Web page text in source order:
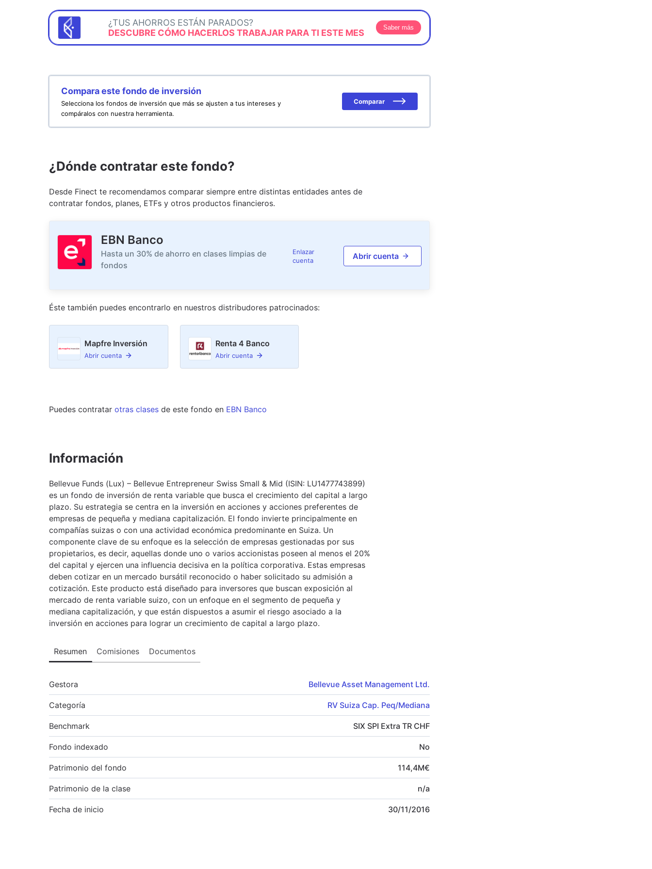
¿TUS AHORROS ESTÁN PARADOS?
DESCUBRE CÓMO HACERLOS TRABAJAR PARA TI ESTE MES
Saber más
Compara este fondo de inversión
Selecciona los fondos de inversión que más se ajusten a tus intereses y
compáralos con nuestra herramienta.
Comparar
¿Dónde contratar este fondo?
Desde Finect te recomendamos comparar siempre entre distintas entidades antes de
contratar fondos, planes, ETFs y otros productos financieros.
EBN Banco
Hasta un 30% de ahorro en clases limpias de
fondos
Enlazar
cuenta
Abrir cuenta
Éste también puedes encontrarlo en nuestros distribudores patrocinados:
Mapfre Inversión
Abrir cuenta
Renta 4 Banco
Abrir cuenta
Puedes contratar otras clases de este fondo en EBN Banco
Información
Bellevue Funds (Lux) – Bellevue Entrepreneur Swiss Small & Mid (ISIN: LU1477743899)
es un fondo de inversión de renta variable que busca el crecimiento del capital a largo
plazo. Su estrategia se centra en la inversión en acciones y acciones preferentes de
empresas de pequeña y mediana capitalización. El fondo invierte principalmente en
compañías suizas o con una actividad económica predominante en Suiza. Un
componente clave de su enfoque es la selección de empresas gestionadas por sus
propietarios, es decir, aquellas donde uno o varios accionistas poseen al menos el 20%
del capital y ejercen una influencia decisiva en la política corporativa. Estas empresas
deben cotizar en un mercado bursátil reconocido o haber solicitado su admisión a
cotización. Este producto está diseñado para inversores que buscan exposición al
mercado de renta variable suizo, con un enfoque en el segmento de pequeña y
mediana capitalización, y que están dispuestos a asumir el riesgo asociado a la
inversión en acciones para lograr un crecimiento de capital a largo plazo.
Resumen Comisiones Documentos
Gestora Bellevue Asset Management Ltd.
Categoría RV Suiza Cap. Peq/Mediana
Benchmark SIX SPI Extra TR CHF
Fondo indexado No
Patrimonio del fondo 114,4M€
Patrimonio de la clase n/a
Fecha de inicio 30/11/2016